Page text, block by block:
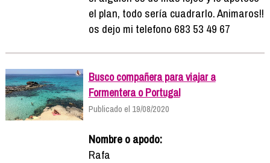
el plan, todo sería cuadrarlo. Animaros!!
os dejo mi telefono 683 53 49 67
Busco compañera para viajar a
Formentera o Portugal
Publicado el 19/08/2020
Nombre o apodo:
Rafa